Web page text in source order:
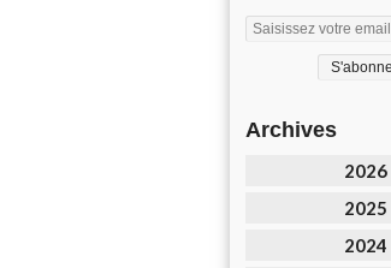
Archives
2026
2025
2024